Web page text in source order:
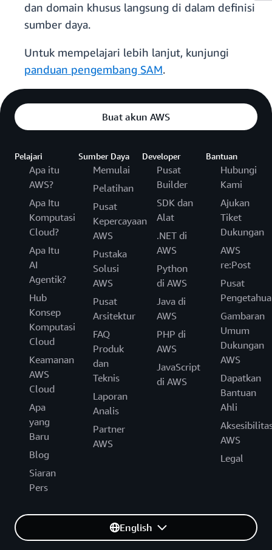
dan domain khusus langsung di dalam definisi
sumber daya.
Untuk mempelajari lebih lanjut, kunjungi
panduan pengembang SAM.
Buat akun AWS
Pelajari
Apa itu
AWS?
Apa Itu
Komputasi
Cloud?
Apa Itu
AI
Agentik?
Hub
Konsep
Komputasi
Cloud
Keamanan
AWS
Cloud
Apa
yang
Baru
Blog
Siaran
Pers
Sumber Daya
Memulai
Pelatihan
Pusat
Kepercayaan
AWS
Pustaka
Solusi
AWS
Pusat
Arsitektur
FAQ
Produk
dan
Teknis
Laporan
Analis
Partner
AWS
Developer
Pusat
Builder
SDK dan
Alat
.NET di
AWS
Python
di AWS
Java di
AWS
PHP di
AWS
JavaScript
di AWS
Bantuan
Hubungi
Kami
Ajukan
Tiket
Dukungan
AWS
re:Post
Pusat
Gambaran
Umum
Dukungan
AWS
Dapatkan
Bantuan
Ahli
AWS
Legal
English